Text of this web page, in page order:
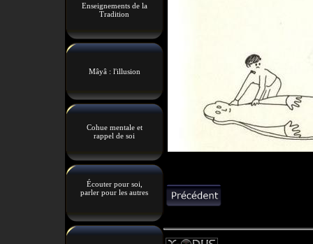
Enseignements de la
Tradition
Mâyâ : l'illusion
Cohue mentale et
rappel de soi
Écouter pour soi,
parler pour les autres